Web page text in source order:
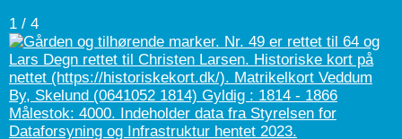
1 / 4